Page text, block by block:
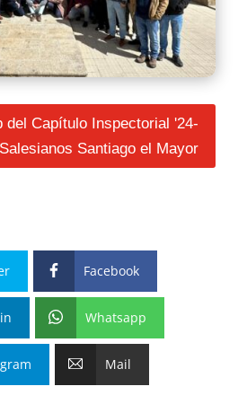
del Capítulo Inspectorial '24-
Salesianos Santiago el Mayor
Facebook
Whatsapp
Mail